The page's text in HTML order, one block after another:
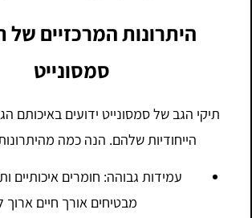
היתרונות המרכזיים של
סמסונייט
תיקי הגב של סמסונייט ידועים באיכותם
הייחודיות שלהם. הנה כמה
עמידות גבוהה: חומרים איכותיים
מבטיחים אורך חיים ארוך